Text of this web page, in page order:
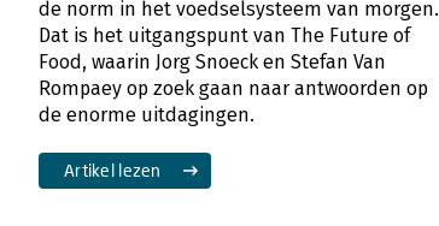
de norm in het voedselsysteem van morgen.
Dat is het uitgangspunt van The Future of
Food, waarin Jorg Snoeck en Stefan Van
Rompaey op zoek gaan naar antwoorden op
de enorme uitdagingen.
Artikel lezen